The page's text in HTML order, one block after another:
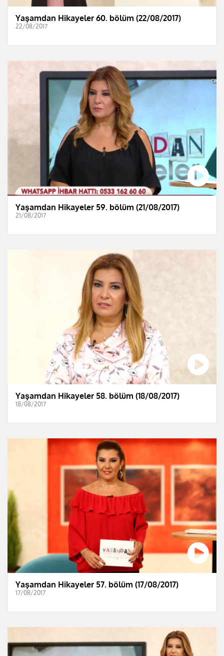
Yaşamdan Hikayeler 60. bölüm (22/08/2017)
22/08/2017
Yaşamdan Hikayeler 59. bölüm (21/08/2017)
21/08/2017
Yaşamdan Hikayeler 58. bölüm (18/08/2017)
18/08/2017
Yaşamdan Hikayeler 57. bölüm (17/08/2017)
17/08/2017